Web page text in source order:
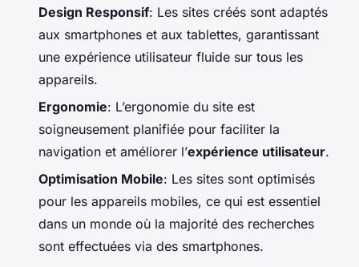
Design Responsif: Les sites créés sont adaptés
aux smartphones et aux tablettes, garantissant
une expérience utilisateur fluide sur tous les
appareils.
Ergonomie: L’ergonomie du site est
soigneusement planifiée pour faciliter la
navigation et améliorer l’expérience utilisateur.
Optimisation Mobile: Les sites sont optimisés
pour les appareils mobiles, ce qui est essentiel
dans un monde où la majorité des recherches
sont effectuées via des smartphones.